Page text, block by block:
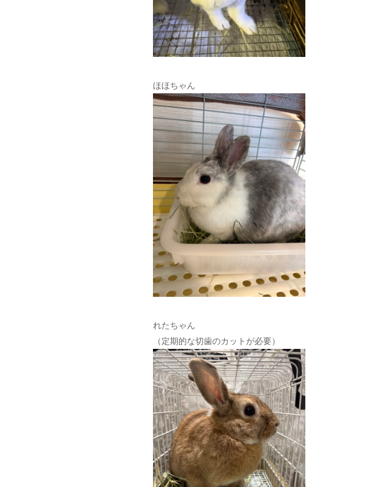
ほほちゃん
れたちゃん
（定期的な切歯のカットが必要）